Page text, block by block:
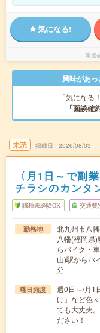
気になる!
派遣
興味があ
「気になる
「面談確
未読 掲載日 2026/08/03
〈月1日～で副
チラシのカンタ
職種未経験OK 交通費
勤務地
北九州市八
八幡(福岡県
らバイク・
山)駅からバ
分
曜日頻度
週0日～/月1
け」など色
ても大丈夫
ださい！